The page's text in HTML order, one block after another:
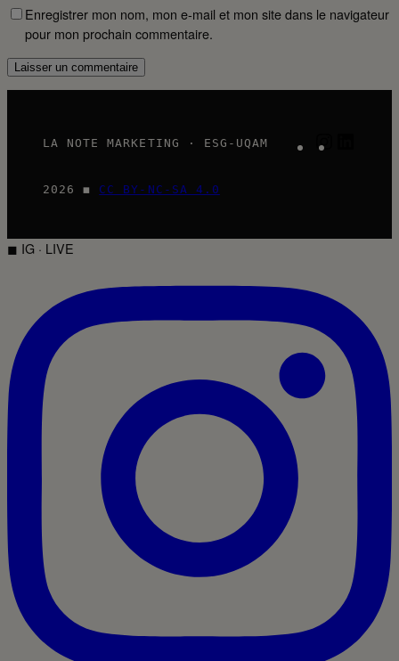
Enregistrer mon nom, mon e-mail et mon site dans le navigateur
pour mon prochain commentaire.
LA NOTE MARKETING · ESG-UQAM
2026 ◼ CC BY-NC-SA 4.0
◼ IG · LIVE